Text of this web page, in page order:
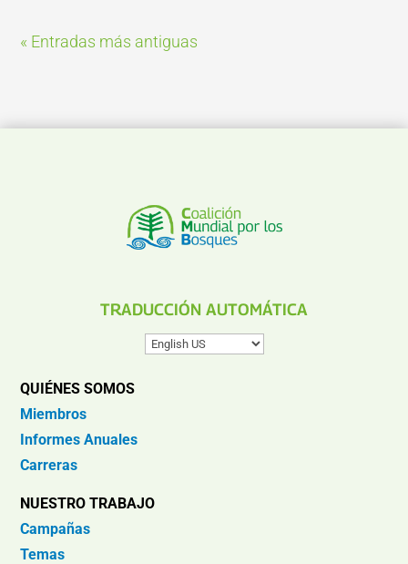
« Entradas más antiguas
TRADUCCIÓN AUTOMÁTICA
QUIÉNES SOMOS
Miembros
Informes Anuales
Carreras
NUESTRO TRABAJO
Campañas
Temas